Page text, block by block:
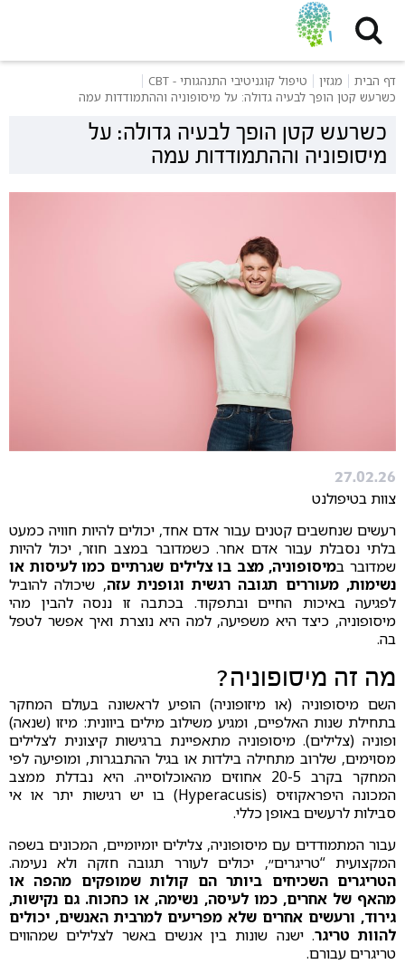
דף הבית מגזין
טיפול קוגניטיבי התנהגותי - CBT
כשרעש קטן הופך לבעיה גדולה: על מיסופוניה וההתמודדות עמה
כשרעש קטן הופך לבעיה גדולה: על
מיסופוניה וההתמודדות עמה
27.02.26
צוות בטיפולנט
רעשים שנחשבים קטנים עבור אדם אחד, יכולים להיות חוויה כמעט
בלתי נסבלת עבור אדם אחר. כשמדובר במצב חוזר, יכול להיות
שמדובר במיסופוניה, מצב בו צלילים שגרתיים כמו לעיסות או
נשימות, מעוררים תגובה רגשית וגופנית עזה, שיכולה להוביל
לפגיעה באיכות החיים ובתפקוד. בכתבה זו ננסה להבין מהי
מיסופוניה, כיצד היא משפיעה, למה היא נוצרת ואיך אפשר לטפל
בה.
מה זה מיסופוניה?
השם מיסופוניה (או מיזופוניה) הופיע לראשונה בעולם המחקר
בתחילת שנות האלפיים, ומגיע משילוב מילים ביוונית: מיזו (שנאה)
ופוניה (צלילים). מיסופוניה מתאפיינת ברגישות קיצונית לצלילים
מסוימים, שלרוב מתחילה בילדות או בגיל ההתבגרות, ומופיעה לפי
המחקר בקרב 20-5 אחוזים מהאוכלוסייה. היא נבדלת ממצב
המכונה היפראקוזיס (Hyperacusis) בו יש רגישות יתר או אי
סבילות לרעשים באופן כללי.
עבור המתמודדים עם מיסופוניה, צלילים יומיומיים, המכונים בשפה
המקצועית “טריגרים״, יכולים לעורר תגובה חזקה ולא נעימה.
הטריגרים השכיחים ביותר הם קולות שמופקים מהפה או
מהאף של אחרים, כמו לעיסה, נשימה, או כחכוח. גם נקישות,
גירוד, ורעשים אחרים שלא מפריעים למרבית האנשים, יכולים
להוות טריגר. ישנה שונות בין אנשים באשר לצלילים שמהווים
טריגרים עבורם.